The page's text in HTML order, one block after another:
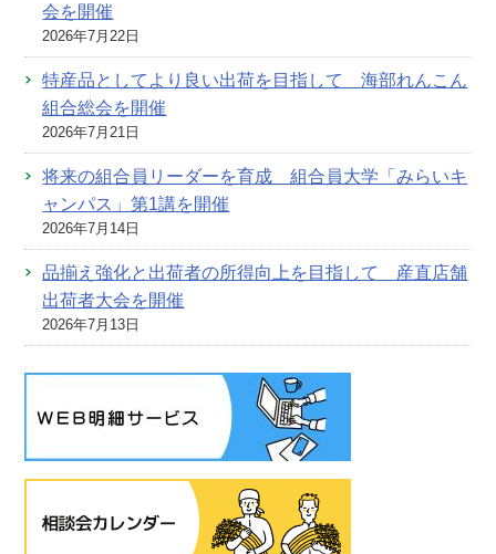
会を開催
2026年7月22日
特産品としてより良い出荷を目指して 海部れんこん
組合総会を開催
2026年7月21日
将来の組合員リーダーを育成 組合員大学「みらいキ
ャンパス」第1講を開催
2026年7月14日
品揃え強化と出荷者の所得向上を目指して 産直店舗
出荷者大会を開催
2026年7月13日